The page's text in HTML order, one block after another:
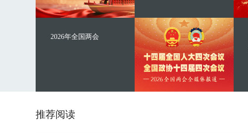
2026年全国两会
推荐阅读